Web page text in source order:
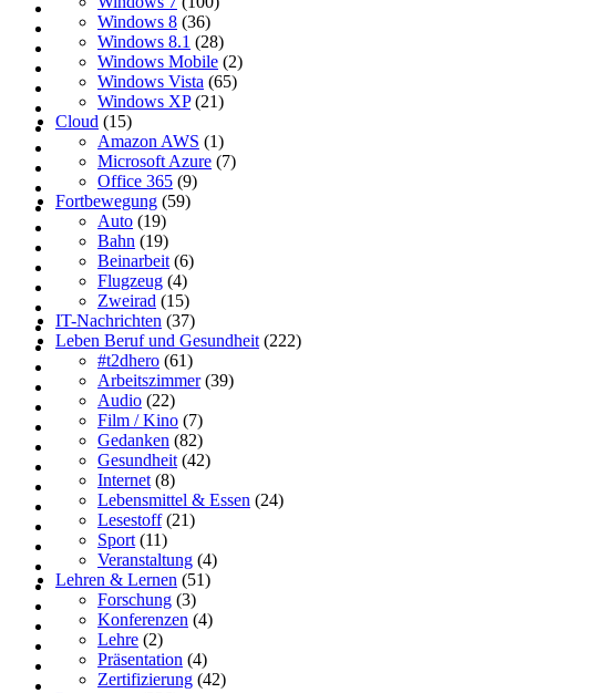
Windows 8 (36)
Windows 8.1 (28)
Windows Mobile (2)
Windows Vista (65)
Windows XP(21)
Cloud (15)
Amazon AWS (1)
Microsoft Azure (7)
Office 365 (9)
Fortbewegung (59)
Auto (19)
Bahn (19)
Beinarbeit (6)
Flugzeug (4)
Zweirad (15)
IT-Nachrichten (37)
Leben Beruf und Gesundheit (222)
#t2dhero (61)
Arbeitszimmer(39)
Audio (22)
Film / Kino (7)
Gedanken (82)
Gesundheit (42)
Internet (8)
Lebensmittel & Essen (24)
Lesestoff(21)
Sport (11)
Veranstaltung (4)
Lehren & Lernen (51)
Forschung (3)
Konferenzen (4)
Lehre (2)
Präsentation (4)
Zertifizierung (42)